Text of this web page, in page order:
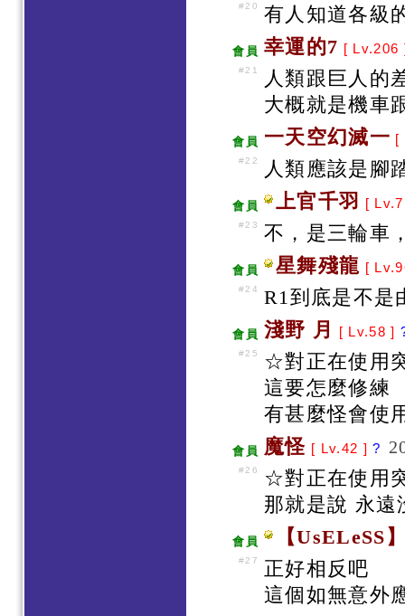
#20 有人知道各級
會員 幸運的7 [
#21
人類跟巨人的
大概就是機車
會員 一天空幻滅一 [
#22 人類應該是腳
會員 上官千羽 [
#23 不，是三輪車
會員 星舞殘龍 [
#24 R1到底是不是
會員 淺野 月 [ Lv.58 ]
#25
☆對正在使用
這要怎麼修練
有甚麼怪會使
會員 魔怪 [ Lv.42 ]?
#26
☆對正在使用
那就是說 永遠
會員 【UsELeSS
#27
正好相反吧
這個如無意外